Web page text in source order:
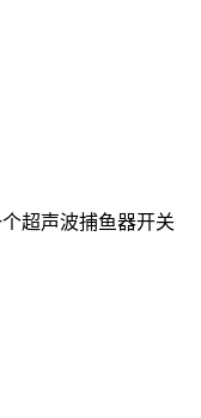
超声波捕鱼器开关